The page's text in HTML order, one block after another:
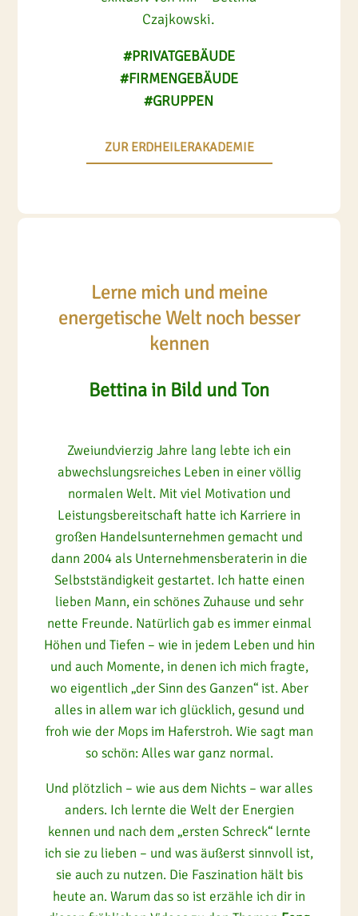
Czajkowski.
#PRIVATGEBÄUDE
#FIRMENGEBÄUDE
#GRUPPEN
ZUR ERDHEILERAKADEMIE
Lerne mich und meine
energetische Welt noch besser
kennen
Bettina in Bild und Ton
Zweiundvierzig Jahre lang lebte ich ein
abwechslungsreiches Leben in einer völlig
normalen Welt. Mit viel Motivation und
Leistungsbereitschaft hatte ich Karriere in
großen Handelsunternehmen gemacht und
dann 2004 als Unternehmensberaterin in die
Selbstständigkeit gestartet. Ich hatte einen
lieben Mann, ein schönes Zuhause und sehr
nette Freunde. Natürlich gab es immer einmal
Höhen und Tiefen – wie in jedem Leben und hin
und auch Momente, in denen ich mich fragte,
wo eigentlich „der Sinn des Ganzen“ ist. Aber
alles in allem war ich glücklich, gesund und
froh wie der Mops im Haferstroh. Wie sagt man
so schön: Alles war ganz normal.
Und plötzlich – wie aus dem Nichts – war alles
anders. Ich lernte die Welt der Energien
kennen und nach dem „ersten Schreck“ lernte
ich sie zu lieben – und was äußerst sinnvoll ist,
sie auch zu nutzen. Die Faszination hält bis
heute an. Warum das so ist erzähle ich dir in